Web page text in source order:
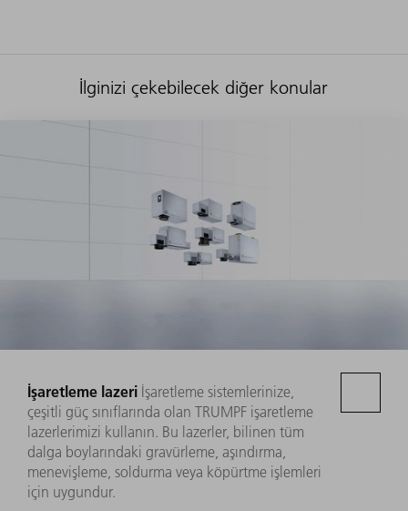
İlginizi çekebilecek diğer konular
İşaretleme lazeri İşaretleme sistemlerinize,
çeşitli güç sınıflarında olan TRUMPF işaretleme
lazerlerimizi kullanın. Bu lazerler, bilinen tüm
dalga boylarındaki gravürleme, aşındırma,
menevişleme, soldurma veya köpürtme işlemleri
için uygundur.